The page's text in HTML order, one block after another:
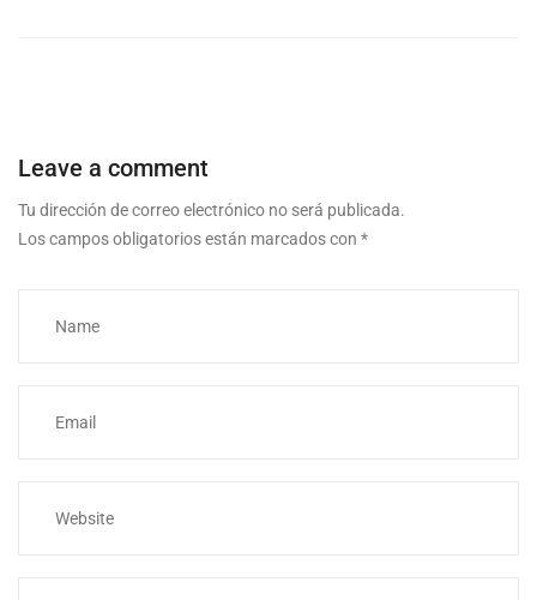
Leave a comment
Tu dirección de correo electrónico no será publicada.
Los campos obligatorios están marcados con *